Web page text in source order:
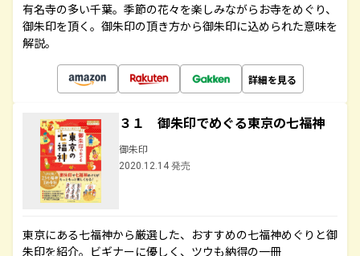
有名寺の多い千葉。季節の花々を楽しみながらお寺をめぐり、
御朱印を頂く。御朱印の頂き方から御朱印に込められた意味を
解説。
詳細を見る
３１ 御朱印でめぐる東京の七福神
御朱印
2020.12.14 発売
東京にある七福神から厳選した、おすすめの七福神めぐりと御
朱印を紹介。ビギナーに優しく、ツウも納得の一冊